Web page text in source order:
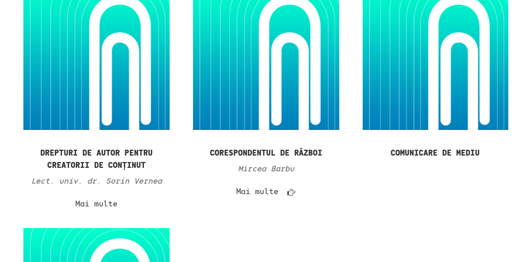
DREPTURI DE AUTOR PENTRU
CREATORII DE CONȚINUT
Lect. univ. dr. Sorin Vernea
Mai multe
CORESPONDENTUL DE RĂZBOI
Mircea Barbu
Mai multe
COMUNICARE DE MEDIU